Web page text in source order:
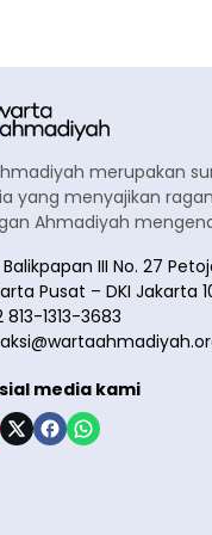
merupakan
yang menyajikan
Ahmadiyah
Balikpapan III No. 27
Pusat – DKI Jakarta
813-1313-3683
media kami